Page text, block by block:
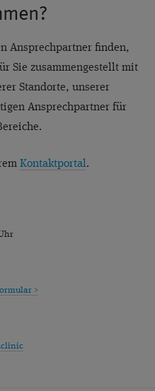
Ansprechpartner finden,
Sie zusammengestellt mit
Standorte, unserer
Ansprechpartner für
Kontaktportal.
>